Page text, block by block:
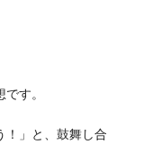
す。
！」と、鼓舞し合